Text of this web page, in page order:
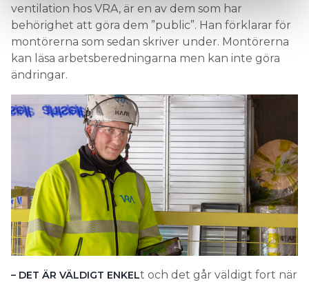
ventilation hos VRA, är en av dem som har
behörighet att göra dem ”public”. Han förklarar för
montörerna som sedan skriver under. Montörerna
kan läsa arbetsberedningarna men kan inte göra
ändringar.
– DET ÄR VÄLDIGT ENKELt och det går väldigt fort när